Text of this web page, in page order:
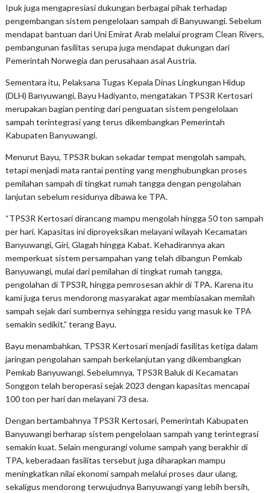
Ipuk juga mengapresiasi dukungan berbagai pihak terhadap
pengembangan sistem pengelolaan sampah di Banyuwangi. Sebelum
mendapat bantuan dari Uni Emirat Arab melalui program Clean Rivers,
pembangunan fasilitas serupa juga mendapat dukungan dari
Pemerintah Norwegia dan perusahaan asal Austria.
Sementara itu, Pelaksana Tugas Kepala Dinas Lingkungan Hidup
(DLH) Banyuwangi, Bayu Hadiyanto, mengatakan TPS3R Kertosari
merupakan bagian penting dari penguatan sistem pengelolaan
sampah terintegrasi yang terus dikembangkan Pemerintah
Kabupaten Banyuwangi.
Menurut Bayu, TPS3R bukan sekadar tempat mengolah sampah,
tetapi menjadi mata rantai penting yang menghubungkan proses
pemilahan sampah di tingkat rumah tangga dengan pengolahan
lanjutan sebelum residunya dibawa ke TPA.
“TPS3R Kertosari dirancang mampu mengolah hingga 50 ton sampah
per hari. Kapasitas ini diproyeksikan melayani wilayah Kecamatan
Banyuwangi, Giri, Glagah hingga Kabat. Kehadirannya akan
memperkuat sistem persampahan yang telah dibangun Pemkab
Banyuwangi, mulai dari pemilahan di tingkat rumah tangga,
pengolahan di TPS3R, hingga pemrosesan akhir di TPA. Karena itu
kami juga terus mendorong masyarakat agar membiasakan memilah
sampah sejak dari sumbernya sehingga residu yang masuk ke TPA
semakin sedikit,” terang Bayu.
Bayu menambahkan, TPS3R Kertosari menjadi fasilitas ketiga dalam
jaringan pengolahan sampah berkelanjutan yang dikembangkan
Pemkab Banyuwangi. Sebelumnya, TPS3R Baluk di Kecamatan
Songgon telah beroperasi sejak 2023 dengan kapasitas mencapai
100 ton per hari dan melayani 73 desa.
Dengan bertambahnya TPS3R Kertosari, Pemerintah Kabupaten
Banyuwangi berharap sistem pengelolaan sampah yang terintegrasi
semakin kuat. Selain mengurangi volume sampah yang berakhir di
TPA, keberadaan fasilitas tersebut juga diharapkan mampu
meningkatkan nilai ekonomi sampah melalui proses daur ulang,
sekaligus mendorong terwujudnya Banyuwangi yang lebih bersih,